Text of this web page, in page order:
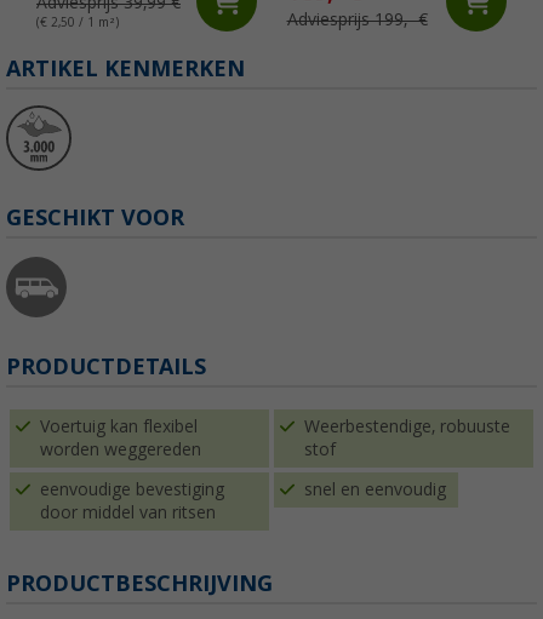
(€ 2,50 / 1 m²) Adviesprijs 199,- €
ARTIKEL KENMERKEN
GESCHIKT VOOR
PRODUCTDETAILS
Voertuig kan flexibel
worden weggereden
Weerbestendige, robuuste
stof
eenvoudige bevestiging
door middel van ritsen
snel en eenvoudig
PRODUCTBESCHRIJVING